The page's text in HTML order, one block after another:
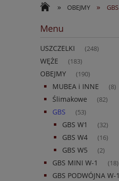
» OBEJMY » GBS
Menu
USZCZELKI (248)
WĘŻE (183)
OBEJMY (190)
MUBEA i INNE (8)
Ślimakowe (82)
GBS (53)
GBS W1 (32)
GBS W4 (16)
GBS W5 (2)
GBS MINI W-1 (18)
GBS PODWÓJNA W-1